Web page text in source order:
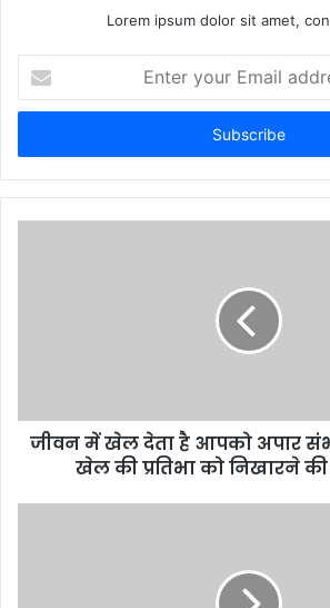
Lorem ipsum dolor sit amet,
your
Email
जीवन में खेल देता है आपको अपार
खेल की प्रतिभा को निखारने की